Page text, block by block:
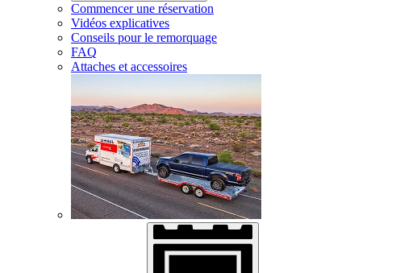
Commencer une réservation
Vidéos explicatives
Conseils pour le remorquage
FAQ
Attaches et accessoires